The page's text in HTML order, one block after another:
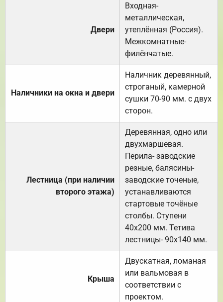
Двери
Входная-
металлическая,
утеплённая (Россия).
Межкомнатные-
филёнчатые.
Наличники на окна и двери
Наличник деревянный,
строганый, камерной
сушки 70-90 мм. с двух
сторон.
Лестница (при наличии
второго этажа)
Деревянная, одно или
двухмаршевая.
Перила- заводские
резные, балясины-
заводские точеные,
устанавливаются
стартовые точёные
столбы. Ступени
40х200 мм. Тетива
лестницы- 90х140 мм.
Крыша
Двускатная, ломаная
или вальмовая в
соответствии с
проектом.